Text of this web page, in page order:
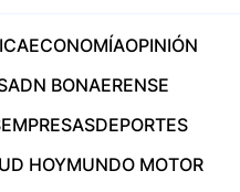
ECONOMÍAOPINIÓN
ADN BONAERENSE
EMPRESASDEPORTES
HOYMUNDO MOTOR